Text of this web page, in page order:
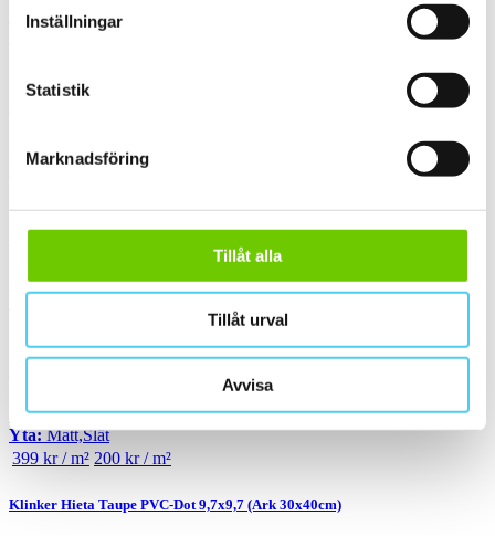
Inställningar
Statistik
Marknadsföring
Tillåt alla
Tillåt urval
Avvisa
Storlek:30x30 cm
Matt,Slät
Storlek:
10x10 cm
Yta:Matt,Slät
Storlek:10x10 cm
Storlek:10x10 cm
Yta:Matt,Slät
399 kr / m² 200 kr / m²
Klinker Hieta Taupe PVC-Dot 9,7x9,7 (Ark 30x40cm)